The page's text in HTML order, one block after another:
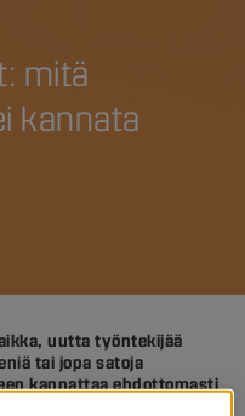
mitä
kannata
uutta työntekijää
tai jopa satoja
kannattaa ehdottomasti